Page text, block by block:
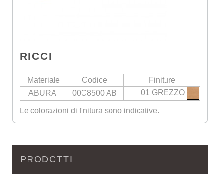
RICCI
Materiale Codice
Finiture
ABURA
00C8500 AB 01 GREZZO
Le colorazioni di finitura sono indicative.
PRODOTTI